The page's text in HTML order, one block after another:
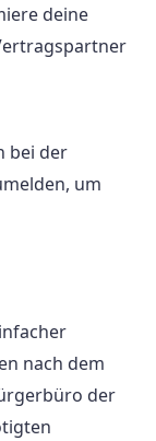
deine
bei der
um
nach dem
der